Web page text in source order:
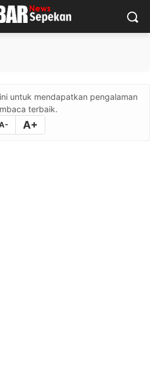
untuk mendapatkan pengalaman
terbaik.
A+